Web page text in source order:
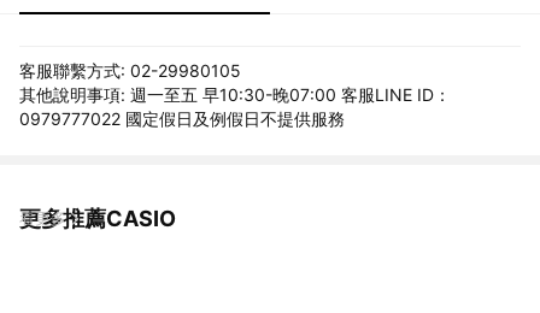
客服聯繫方式: 02-29980105
其他說明事項: 週一至五 早10:30-晚07:00 客服LINE ID：
0979777022 國定假日及例假日不提供服務
更多推薦CASIO
看更多